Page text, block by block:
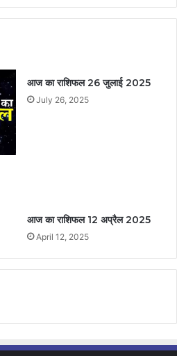
आज का राशिफल 26 जुलाई 2025
July 26, 2025
आज का राशिफल 12 अप्रैल 2025
April 12, 2025